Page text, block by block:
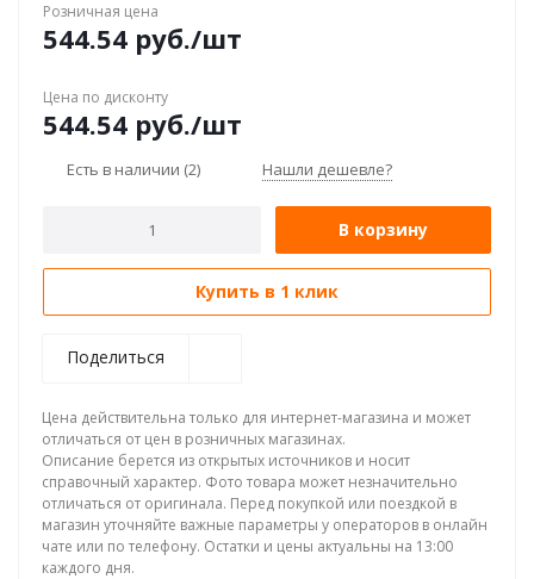
Розничная цена
544.54 руб./шт
Цена по дисконту
544.54 руб./шт
Есть в наличии (2) Нашли дешевле?
В корзину
Купить в 1 клик
Поделиться
Цена действительна только для интернет-магазина и может
отличаться от цен в розничных магазинах.
Описание берется из открытых источников и носит
справочный характер. Фото товара может незначительно
отличаться от оригинала. Перед покупкой или поездкой в
магазин уточняйте важные параметры у операторов в онлайн
чате или по телефону. Остатки и цены актуальны на 13:00
каждого дня.